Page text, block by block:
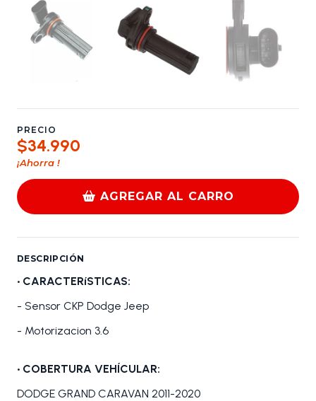
PRECIO
$34.990
¡Ahorra !
AGREGAR AL CARRO
DESCRIPCIÓN
• CARACTERíSTICAS:
- Sensor CKP Dodge Jeep
- Motorizacion 3.6
• COBERTURA VEHÍCULAR:
DODGE GRAND CARAVAN 2011-2020